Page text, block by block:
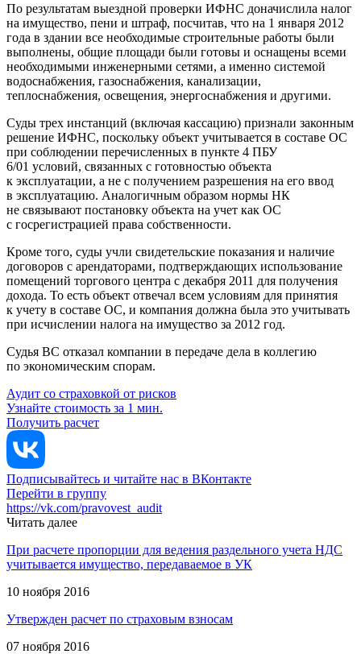
По результатам выездной проверки ИФНС доначислила налог
на имущество, пени и штраф, посчитав, что на 1 января 2012
года в здании все необходимые строительные работы были
выполнены, общие площади были готовы и оснащены всеми
необходимыми инженерными сетями, а именно системой
водоснабжения, газоснабжения, канализации,
теплоснабжения, освещения, энергоснабжения и другими.
Суды трех инстанций (включая кассацию) признали законным
решение ИФНС, поскольку объект учитывается в составе ОС
при соблюдении перечисленных в пункте 4 ПБУ
6/01 условий, связанных с готовностью объекта
к эксплуатации, а не с получением разрешения на его ввод
в эксплуатацию. Аналогичным образом нормы НК
не связывают постановку объекта на учет как ОС
с госрегистрацией права собственности.
Кроме того, суды учли свидетельские показания и наличие
договоров с арендаторами, подтверждающих использование
помещений торгового центра с декабря 2011 для получения
дохода. То есть объект отвечал всем условиям для принятия
к учету в составе ОС, и компания должна была это учитывать
при исчислении налога на имущество за 2012 год.
Судья ВС отказал компании в передаче дела в коллегию
по экономическим спорам.
Аудит со страховкой от рисков
Узнайте стоимость за 1 мин.
Получить расчет
Подписывайтесь и читайте нас в ВКонтакте
Перейти в группу
https://vk.com/pravovest_audit
Читать далее
При расчете пропорции для ведения раздельного учета НДС
учитывается имущество, передаваемое в УК
10 ноября 2016
Утвержден расчет по страховым взносам
07 ноября 2016